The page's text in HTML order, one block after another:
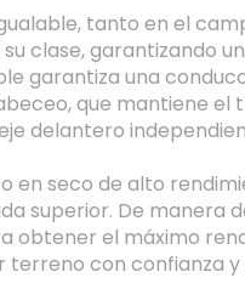
tanto en el
clase, garantizando
garantiza una
que mantiene
delantero
en seco de alto
superior. De manera
obtener el máximo
con confianza